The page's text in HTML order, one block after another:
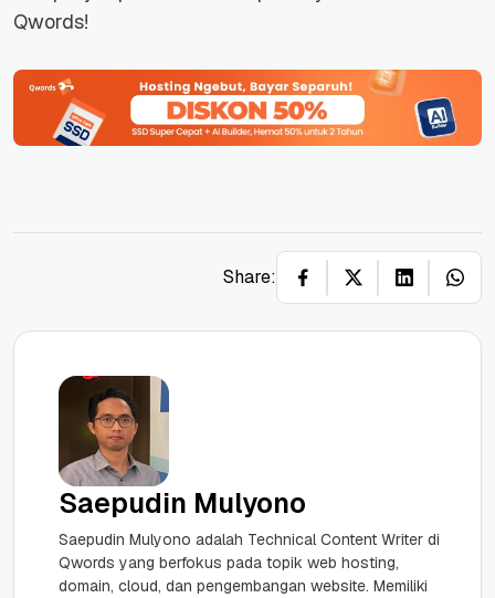
Qwords!
Share:
Saepudin Mulyono
Saepudin Mulyono adalah Technical Content Writer di
Qwords yang berfokus pada topik web hosting,
domain, cloud, dan pengembangan website. Memiliki